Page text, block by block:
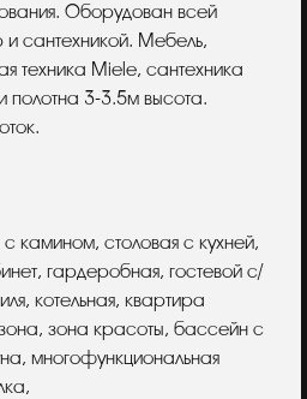
Оборудован всей
сантехникой. Мебель,
техника Miele, сантехника
полотна 3-3.5м высота.
с камином, столовая с кухней,
гардеробная, гостевой с/
котельная, квартира
зона красоты, бассейн с
многофункциональная